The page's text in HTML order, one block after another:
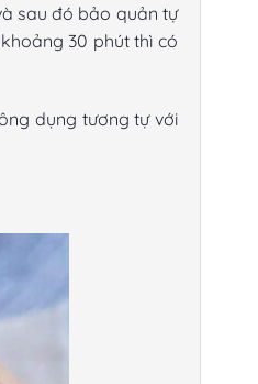
sau đó bảo quản tự
30 phút thì có
dụng tương tự với